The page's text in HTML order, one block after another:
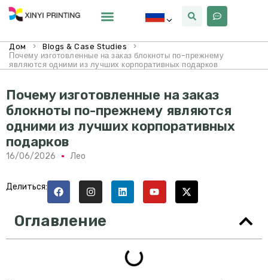
Дом > Blogs & Case Studies >
Почему изготовленные на заказ блокноты по-прежнему
являются одними из лучших корпоративных подарков
Почему изготовленные на заказ
блокноты по-прежнему являются
одними из лучших корпоративных
подарков
16/06/2026 Лео
Делиться:
Оглавление